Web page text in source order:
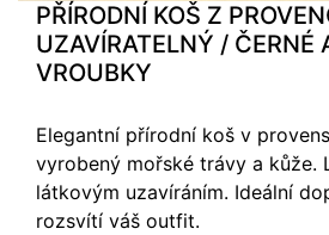
PŘÍRODNÍ KOŠ Z
UZAVÍRATELNÝ / ČERNÉ
VROUBKY
Elegantní přírodní koš v
vyrobený mořské trávy a kůže.
látkovým uzavíráním. Ideální
rozsvítí váš outfit.